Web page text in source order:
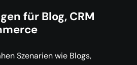
für Blog, CRM
Szenarien wie Blogs,